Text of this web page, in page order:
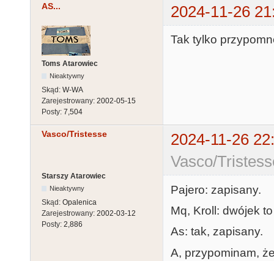
AS... 2024-11-26
Toms Atarowiec
Nieaktywny
Skąd: W-WA
Zarejestrowany: 2002-05-15
Posty: 7,504
Tak tylko
Vasco/Tristesse
2024-11-26
Vasco/
Starszy Atarowiec
Nieaktywny
Skąd: Opalenica
Zarejestrowany: 2002-03-12
Posty: 2,886
Pajero: zapisany.
Mq, Kroll: dwójek
As: tak, zapisany.
A, przypominam,